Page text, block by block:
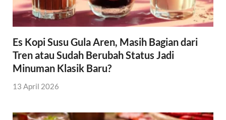
Es Kopi Susu Gula Aren, Masih Bagian dari
Tren atau Sudah Berubah Status Jadi
Minuman Klasik Baru?
13 April 2026